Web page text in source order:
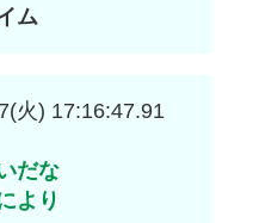
ム
火) 17:16:47.91
だな
より